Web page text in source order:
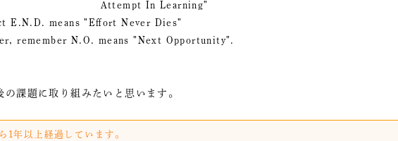
Attempt In Learning"
E.N.D. means "Effort Never Dies"
remember N.O. means "Next Opportunity".
の課題に取り組みたいと思います。
1年以上経過しています。